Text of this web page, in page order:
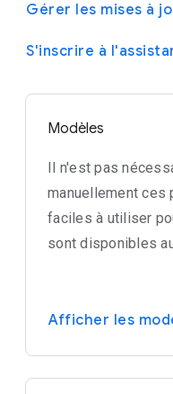
Gérer les mises à
S'inscrire à
Modèles
Il n'est pas
manuellement ces
faciles à utiliser
sont disponibles
Afficher les